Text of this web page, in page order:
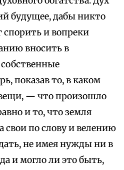
будущее, дабы никто
спорить и вопреки
вносить в
показав то, в каком
— что произошло
и то, что земля
свои по слову и велению
не имея нужды ни в
и могло ли это быть,